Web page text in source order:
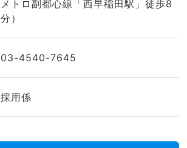
メトロ副都心線「西早稲田駅」徒歩8
分）
03-4540-7645
採用係